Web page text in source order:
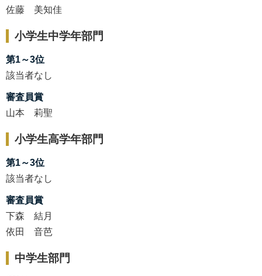
佐藤 美知佳
小学生中学年部門
第1～3位
該当者なし
審査員賞
山本 莉聖
小学生高学年部門
第1～3位
該当者なし
審査員賞
下森 結月
依田 音芭
中学生部門